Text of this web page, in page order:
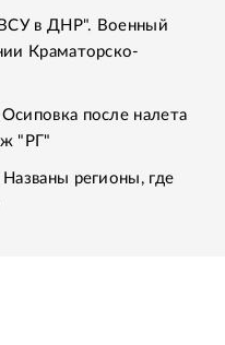
в ДНР". Военный
Краматорско-
после налета
"РГ"
регионы, где